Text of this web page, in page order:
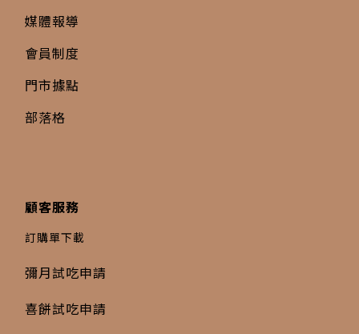
媒體報導
會員制度
門市據點
部落格
顧客服務
訂購單下載
彌月試吃申請
喜餅試吃申請